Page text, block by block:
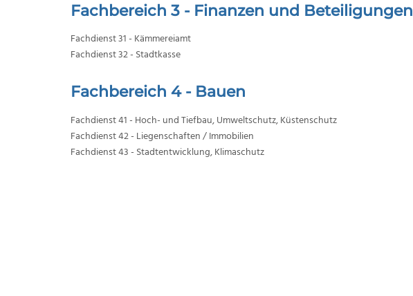
Fachbereich 3 - Finanzen und Beteiligungen
Fachdienst 31 - Kämmereiamt
Fachdienst 32 - Stadtkasse
Fachbereich 4 - Bauen
Fachdienst 41 - Hoch- und Tiefbau, Umweltschutz, Küstenschutz
Fachdienst 42 - Liegenschaften / Immobilien
Fachdienst 43 - Stadtentwicklung, Klimaschutz